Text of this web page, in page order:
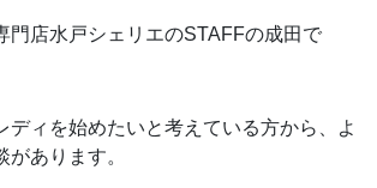
門店水戸シェリエのSTAFFの成田で
ディを始めたいと考えている方から、よ
があります。